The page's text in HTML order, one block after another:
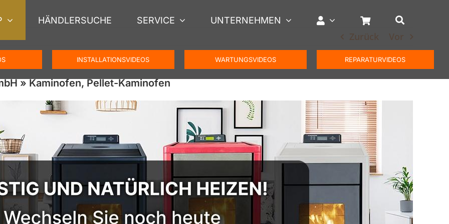
HÄNDLERSUCHE SERVICE UNTERNEHMEN
INSTALLATIONSVIDEOS WARTUNGSVIDEOS REPARATURVIDEOS
Zurück Vor
» Kaminofen, Pellet-Kaminofen